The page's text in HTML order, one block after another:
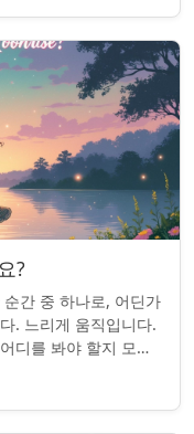
?
간 중 하나로, 어딘가
. 느리게 움직입니다.
디를 봐야 할지 모르